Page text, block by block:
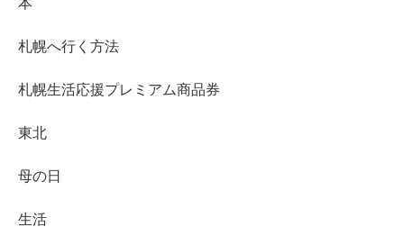
本
札幌へ行く方法
札幌生活応援プレミアム商品券
東北
母の日
生活